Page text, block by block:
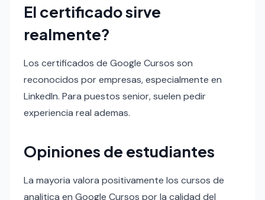
El certificado sirve
realmente?
Los certificados de Google Cursos son
reconocidos por empresas, especialmente en
LinkedIn. Para puestos senior, suelen pedir
experiencia real ademas.
Opiniones de estudiantes
La mayoria valora positivamente los cursos de
analitica en Google Cursos por la calidad del